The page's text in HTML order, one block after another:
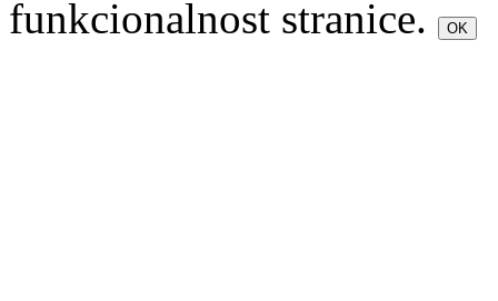
funkcionalnost stranice. OK